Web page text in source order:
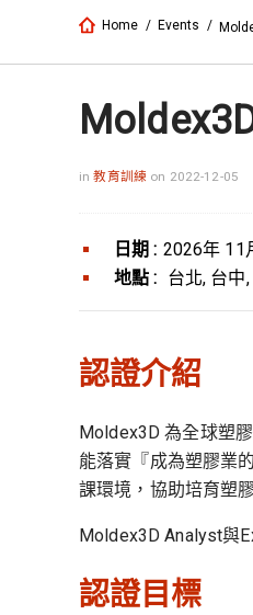
Home / Events /
in教育訓練 on 2022-12-05
日期 : 2026年 11
地點 : 台北, 台中
認證介紹
Moldex3D 為全球塑
能落實『成為塑膠業
課環境，協助培育塑
Moldex3D Analyst與
認證目標